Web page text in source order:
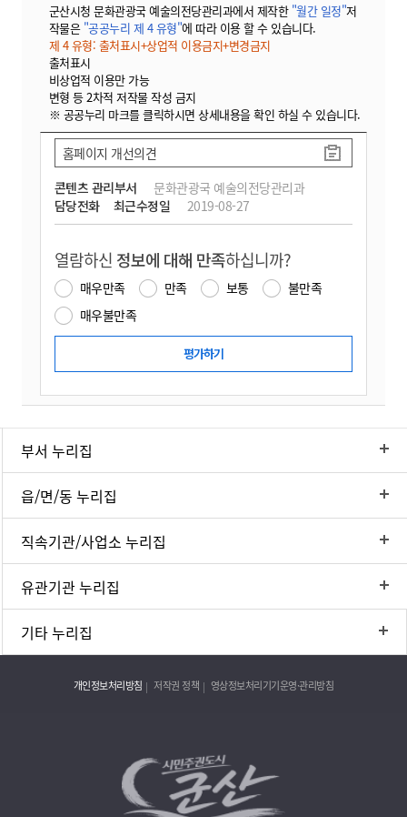
군산시청 문화관광국 예술의전당관리과에서 제작한 "월간 일정"저
작물은 "공공누리 제 4 유형"에 따라 이용 할 수 있습니다.
제 4 유형: 출처표시+상업적 이용금지+변경금지
출처표시
비상업적 이용만 가능
변형 등 2차적 저작물 작성 금지
※ 공공누리 마크를 클릭하시면 상세내용을 확인 하실 수 있습니다.
콘텐츠 관리부서
문화관광국 예술의전당관리과
담당전화
최근수정일 2019-08-27
홈페이지 개선의견
열람하신 정보에 대해 만족하십니까?
매우만족 만족 보통
불만족
매우불만족
부서 누리집
읍/면/동 누리집
직속기관/사업소 누리집
유관기관 누리집
기타 누리집
개인정보처리방침 저작권 정책 영상정보처리기기운영·관리방침